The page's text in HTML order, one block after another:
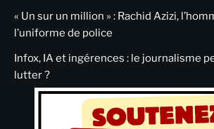
« Un sur un million » : Rachid Azizi,
l’uniforme de police
Infox, IA et ingérences : le journalisme
lutter ?